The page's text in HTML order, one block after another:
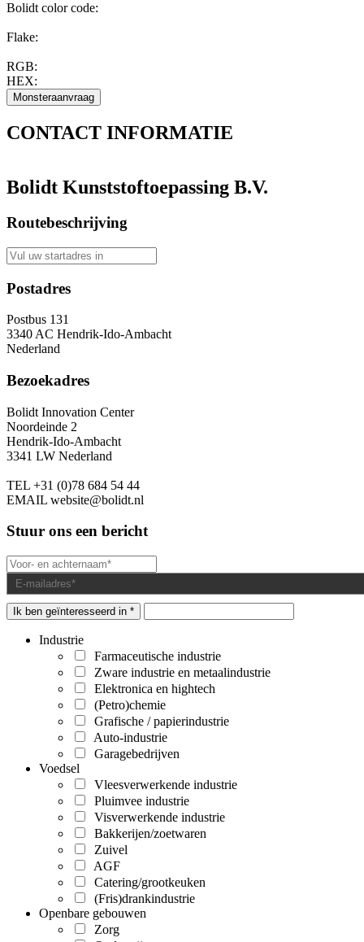
Bolidt color code:
Flake:
RGB:
HEX:
CONTACT INFORMATIE
Bolidt Kunststoftoepassing B.V.
Routebeschrijving
Postadres
Postbus 131
3340 AC Hendrik-Ido-Ambacht
Nederland
Bezoekadres
Bolidt Innovation Center
Noordeinde 2
Hendrik-Ido-Ambacht
3341 LW Nederland
TEL +31 (0)78 684 54 44
EMAIL website@bolidt.nl
Stuur ons een bericht
Ik ben geïnteresseerd in *
Industrie
Farmaceutische industrie
Zware industrie en metaalindustrie
Elektronica en hightech
(Petro)chemie
Grafische / papierindustrie
Auto-industrie
Garagebedrijven
Voedsel
Vleesverwerkende industrie
Pluimvee industrie
Visverwerkende industrie
Bakkerijen/zoetwaren
Zuivel
AGF
Catering/grootkeuken
(Fris)drankindustrie
Openbare gebouwen
Zorg